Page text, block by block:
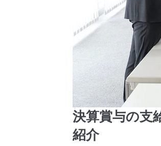
決算賞与の支
紹介